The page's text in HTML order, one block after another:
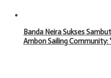
Banda Neira Sukses
Ambon Sailing Community: